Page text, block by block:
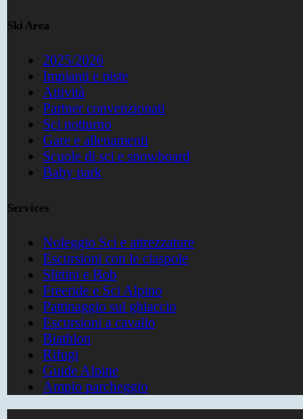
Ski Area
2025/2026
Impianti e piste
Attività
Partner convenzionati
Sci notturno
Gare e allenamenti
Scuole di sci e snowboard
Baby park
Services
Noleggio Sci e attrezzature
Escursioni con le ciaspole
Slittini e Bob
Freeride e Sci Alpino
Pattinaggio sul ghiaccio
Escursioni a cavallo
Biathlon
Rifugi
Guide Alpine
Ampio parcheggio